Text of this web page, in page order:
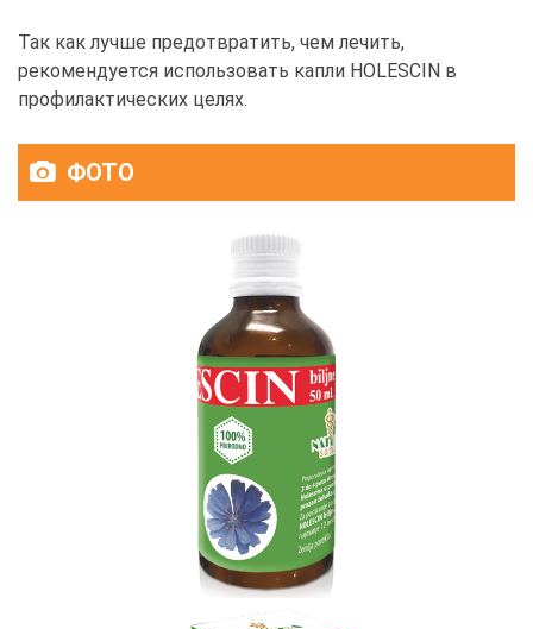
Так как лучше предотвратить, чем лечить,
рекомендуется использовать капли HOLESCIN в
профилактических целях.
ФОТО